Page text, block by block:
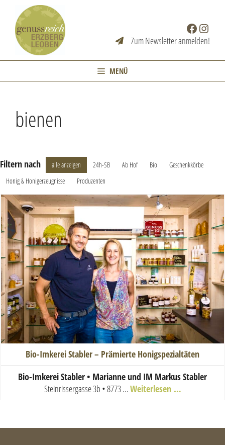
springen
Facebook
Zum Newsletter anmelden!
MENÜ
bienen
Filtern nach alle anzeigen 24h-SB Ab Hof Bio
Geschenkkörbe
Honig & Honigerzeugnisse
Produzenten
Bio-Imkerei Stabler – Prämierte Honigspezialtäten
Bio-Imkerei Stabler • Marianne und IM Markus Stabler
Steinrissergasse 3b • 8773 ...Weiterlesen …